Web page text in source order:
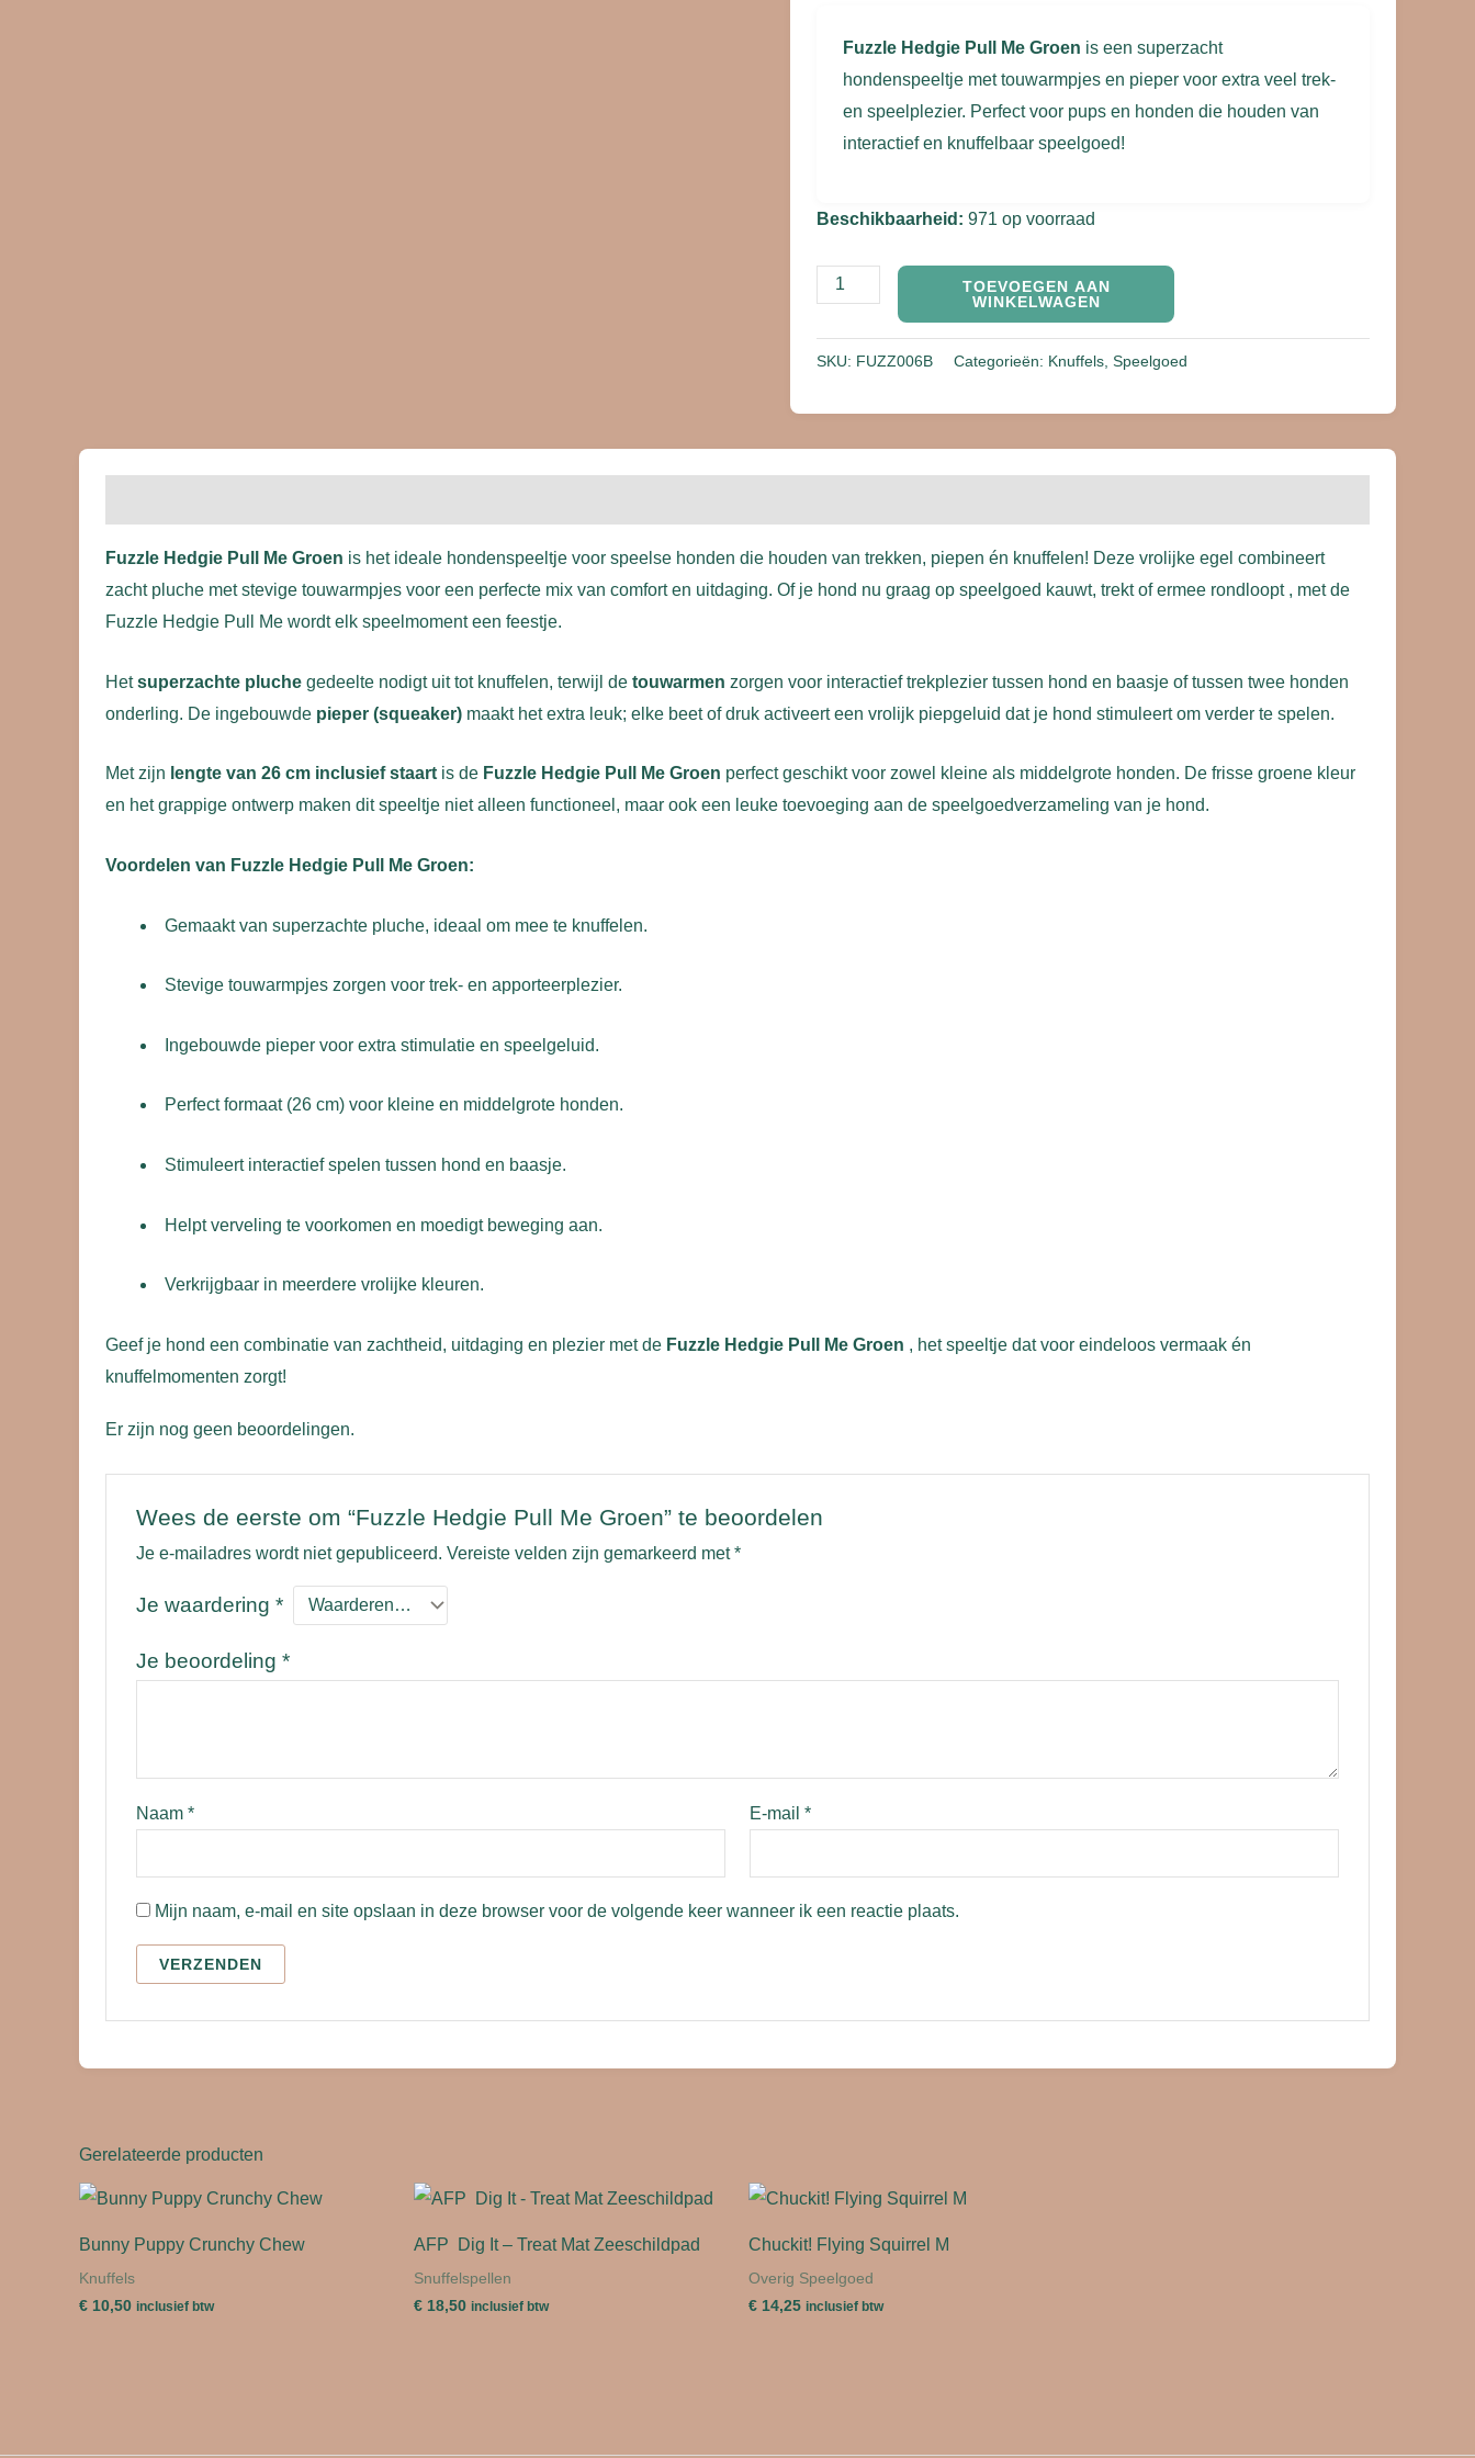
Fuzzle Hedgie Pull Me Groen is een superzacht
hondenspeeltje met touwarmpjes en pieper voor extra veel trek-
en speelplezier. Perfect voor pups en honden die houden van
interactief en knuffelbaar speelgoed!
Beschikbaarheid: 971 op voorraad
TOEVOEGEN AAN
WINKELWAGEN
SKU: FUZZ006B Categorieën: Knuffels Speelgoed
Fuzzle Hedgie Pull Me Groen is het ideale hondenspeeltje voor speelse honden die houden van trekken, piepen én knuffelen! Deze vrolijke egel combineert
zacht pluche met stevige touwarmpjes voor een perfecte mix van comfort en uitdaging. Of je hond nu graag op speelgoed kauwt, trekt of ermee rondloopt , met de
Fuzzle Hedgie Pull Me wordt elk speelmoment een feestje.
Hetsuperzachte pluche gedeelte nodigt uit tot knuffelen, terwijl de touwarmen zorgen voor interactief trekplezier tussen hond en baasje of tussen twee honden
onderling. De ingebouwde pieper (squeaker) maakt het extra leuk; elke beet of druk activeert een vrolijk piepgeluid dat je hond stimuleert om verder te spelen.
Met zijn lengte van 26 cm inclusief staartis de Fuzzle Hedgie Pull Me Groen perfect geschikt voor zowel kleine als middelgrote honden. De frisse groene kleur
en het grappige ontwerp maken dit speeltje niet alleen functioneel, maar ook een leuke toevoeging aan de speelgoedverzameling van je hond.
Voordelen van Fuzzle Hedgie Pull Me Groen:
Gemaakt van superzachte pluche, ideaal om mee te knuffelen.
Stevige touwarmpjes zorgen voor trek- en apporteerplezier.
Ingebouwde pieper voor extra stimulatie en speelgeluid.
Perfect formaat (26 cm) voor kleine en middelgrote honden.
Stimuleert interactief spelen tussen hond en baasje.
Helpt verveling te voorkomen en moedigt beweging aan.
Verkrijgbaar in meerdere vrolijke kleuren.
Geef je hond een combinatie van zachtheid, uitdaging en plezier met de Fuzzle Hedgie Pull Me Groen , het speeltje dat voor eindeloos vermaak én
knuffelmomenten zorgt!
Er zijn nog geen beoordelingen.
Wees de eerste om “Fuzzle Hedgie Pull Me Groen” te beoordelen
Je e-mailadres wordt niet gepubliceerd. Vereiste velden zijn gemarkeerd met*
Je waardering *
Je beoordeling *
Naam * E-mail *
Mijn naam, e-mail en site opslaan in deze browser voor de volgende keer wanneer ik een reactie plaats.
Gerelateerde producten
Bunny Puppy Crunchy Chew
Knuffels
€ 10,50 inclusief btw
AFP Dig It – Treat Mat Zeeschildpad
Snuffelspellen
€ 18,50 inclusief btw
Chuckit! Flying Squirrel M
Overig Speelgoed
€ 14,25 inclusief btw